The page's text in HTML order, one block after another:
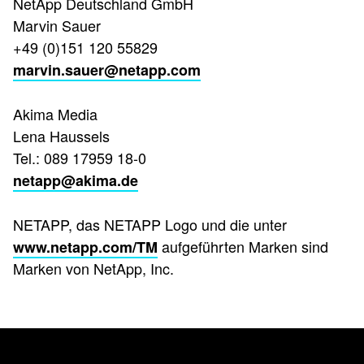
Marvin Sauer
+49 (0)151 120 55829
marvin.sauer@netapp.com
Akima Media
Lena Haussels
Tel.: 089 17959 18-0
netapp@akima.de
NETAPP, das NETAPP Logo und die unter
www.netapp.com/TM aufgeführten Marken sind
Marken von NetApp, Inc.